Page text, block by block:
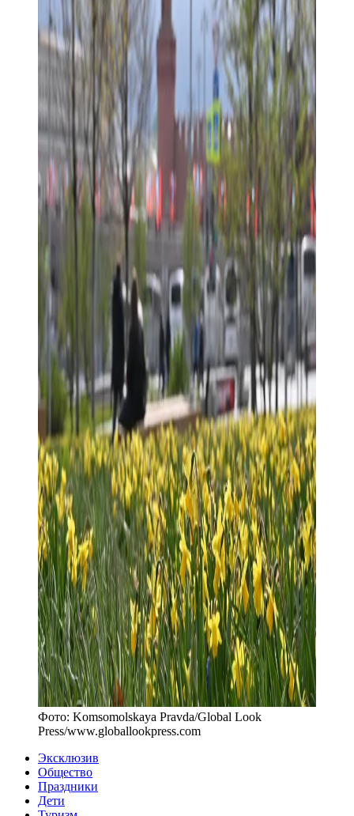
Фото: Komsomolskaya Pravda/Global Look
Press/www.globallookpress.com
Эксклюзив
Общество
Праздники
Дети